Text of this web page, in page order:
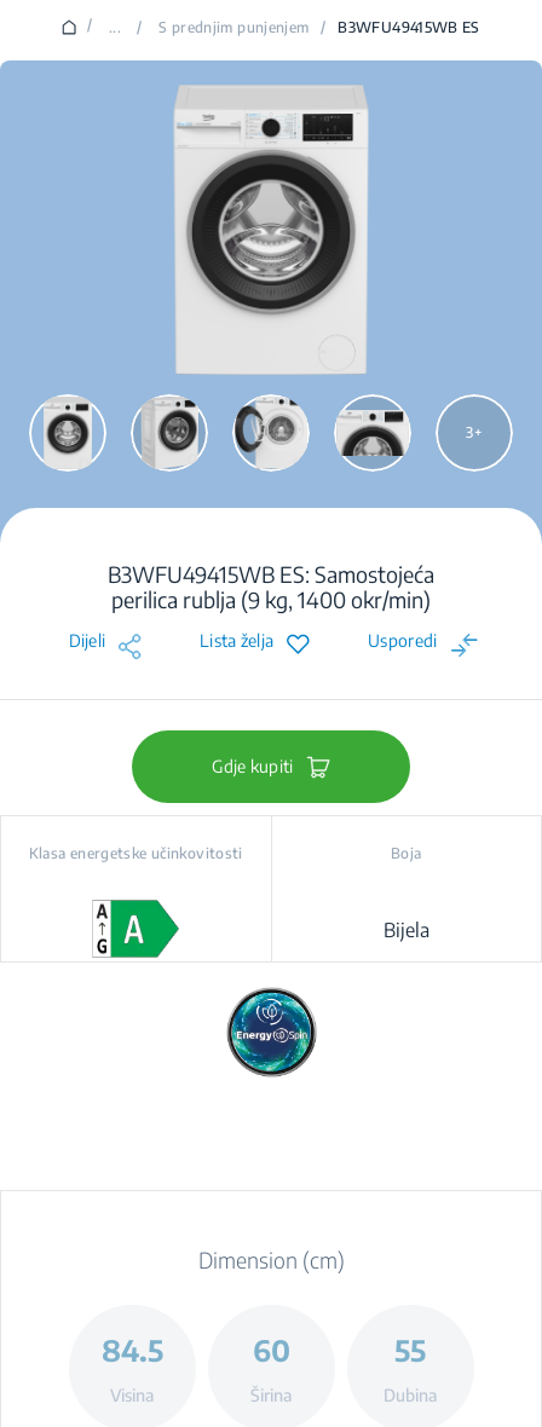
/ ... / S prednjim punjenjem / B3WFU49415WB ES
3
B3WFU49415WB ES: Samostojeća
perilica rublja (9 kg, 1400 okr/min)
Dijeli Lista želja Usporedi
Gdje kupiti
Klasa energetske učinkovitosti Boja
Bijela
Dimension (cm)
84.5
Visina
60
Širina
55
Dubina